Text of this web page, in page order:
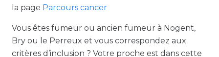
la page Parcours cancer
Vous êtes fumeur ou ancien fumeur à Nogent,
Bry ou le Perreux et vous correspondez aux
critères d’inclusion ? Votre proche est dans cette